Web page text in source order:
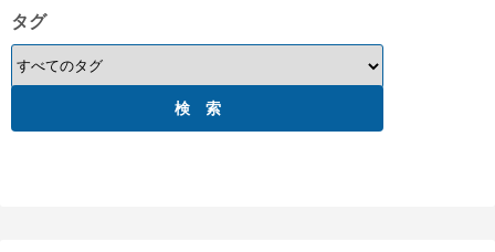
タグ